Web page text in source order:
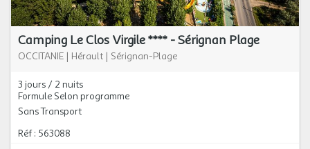
Camping Le Clos Virgile **** - Sérignan Plage
OCCITANIE | Hérault | Sérignan-Plage
3 jours / 2 nuits
Formule Selon programme
Sans Transport
Réf : 563088